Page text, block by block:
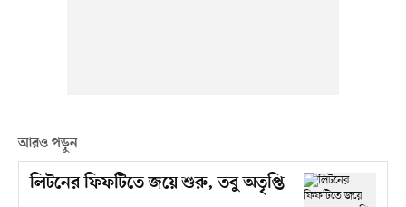
আরও পড়ুন
লিটনের ফিফটিতে জয়ে শুরু, তবু অতৃপ্তি